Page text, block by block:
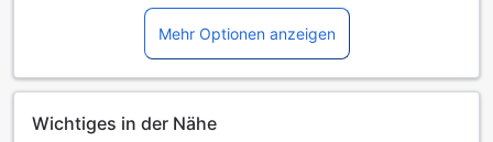
Mehr Optionen anzeigen
Wichtiges in der Nähe